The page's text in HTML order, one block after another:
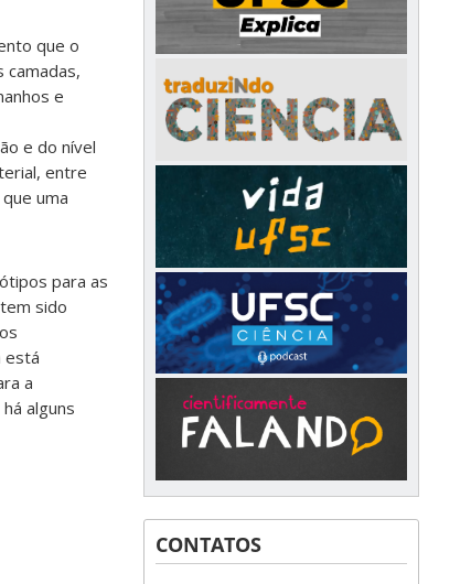
que o
camadas,
e
e do nível
entre
uma
para as
sido
está
a
alguns
CONTATOS